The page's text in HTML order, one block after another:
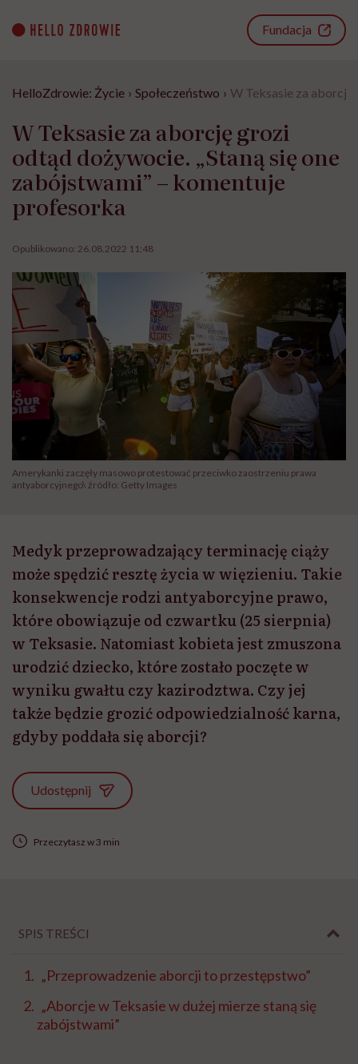
content
Fundacja
HelloZdrowie: Życie › Społeczeństwo › W Teksasie za
W Teksasie za aborcję grozi
odtąd dożywocie. „Staną się one
zabójstwami” – komentuje
profesorka
Opublikowano: 26.08.2022 11:48
Amerykanki zaczęły masowo protestować przeciwko zaostrzeniu prawa
antyaborcyjnego\ źródło: Getty Images
Medyk przeprowadzający terminację ciąży
może spędzić resztę życia w więzieniu. Takie
konsekwencje rodzi antyaborcyjne prawo,
które obowiązuje od czwartku (25 sierpnia)
w Teksasie. Natomiast kobieta jest zmuszona
urodzić dziecko, które zostało poczęte w
wyniku gwałtu czy kazirodztwa. Czy jej
także będzie grozić odpowiedzialność karna,
gdyby poddała się aborcji?
Udostępnij
Przeczytasz w 3 min
SPIS TREŚCI
„Przeprowadzenie aborcji to przestępstwo”
„Aborcje w Teksasie w dużej mierze staną się
zabójstwami”